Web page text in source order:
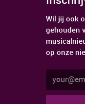
Wil jij ook
gehouden
op onze